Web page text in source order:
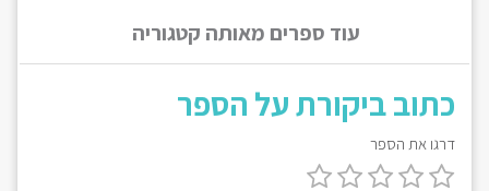
עוד ספרים מאותה קטגוריה
כתוב ביקורת על הספר
דרגו את הספר